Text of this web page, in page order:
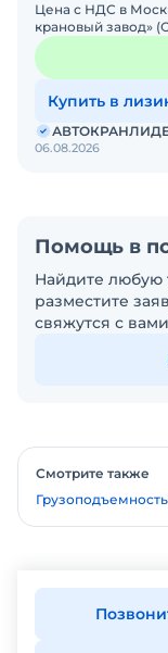
Цена с НДС в
крaновый завод»
cepийнoм выпуcкe
Купить в
06.08.2026
Помощь в
Найдите любую
разместите
свяжутся с
Смотрите также